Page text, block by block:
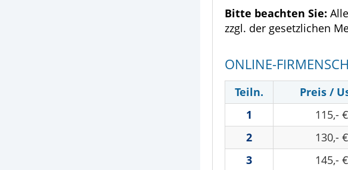
Bitte beachten Sie:
zzgl. der gesetzlichen
ONLINE-
Teiln. Preis /
1
115,- €
2
130,- €
3
145,- €